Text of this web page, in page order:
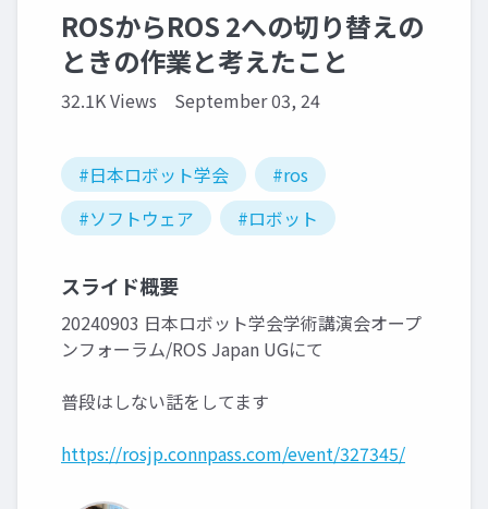
ROSからROS 2への切り替えの
ときの作業と考えたこと
32.1K Views September 03, 24
#日本ロボット学会
#ros
#ソフトウェア
#ロボット
スライド概要
20240903 日本ロボット学会学術講演会オープ
ンフォーラム/ROS Japan UGにて
普段はしない話をしてます
https://rosjp.connpass.com/event/327345/